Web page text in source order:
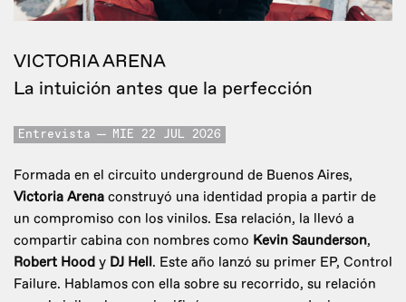
VICTORIA ARENA
La intuición antes que la perfección
Entrevista MIE 22 JUL 2026
Formada en el circuito underground de Buenos Aires,
Victoria Arena construyó una identidad propia a partir de
un compromiso con los vinilos. Esa relación, la llevó a
compartir cabina con nombres como Kevin Saunderson,
Robert Hood y DJ Hell. Este año lanzó su primer EP, Control
Failure. Hablamos con ella sobre su recorrido, su relación